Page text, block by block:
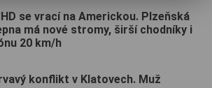
se vrací na Americkou. Plzeňská
má nové stromy, širší chodníky i
20 km/h
konflikt v Klatovech. Muž